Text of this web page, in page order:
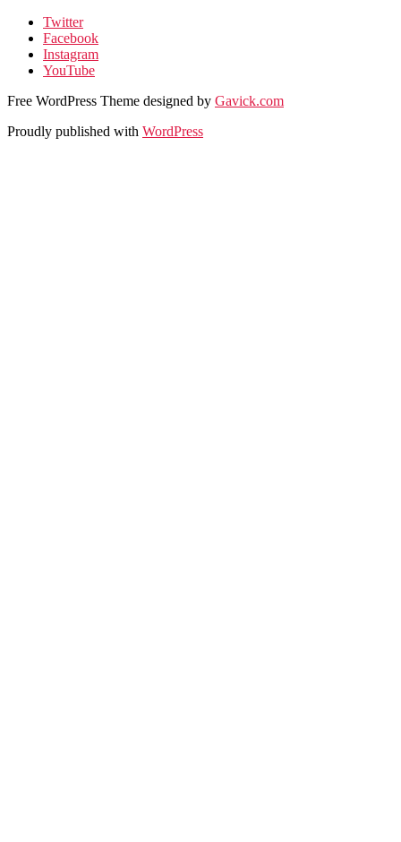
Twitter
Facebook
Instagram
YouTube
Free WordPress Theme designed by Gavick.com
Proudly published with WordPress